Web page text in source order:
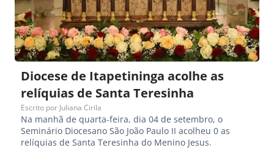
Diocese de Itapetininga acolhe as
relíquias de Santa Teresinha
Escrito por Juliana Cirila
Na manhã de quarta-feira, dia 04 de setembro, o
Seminário Diocesano São João Paulo II acolheu 0 as
relíquias de Santa Teresinha do Menino Jesus.